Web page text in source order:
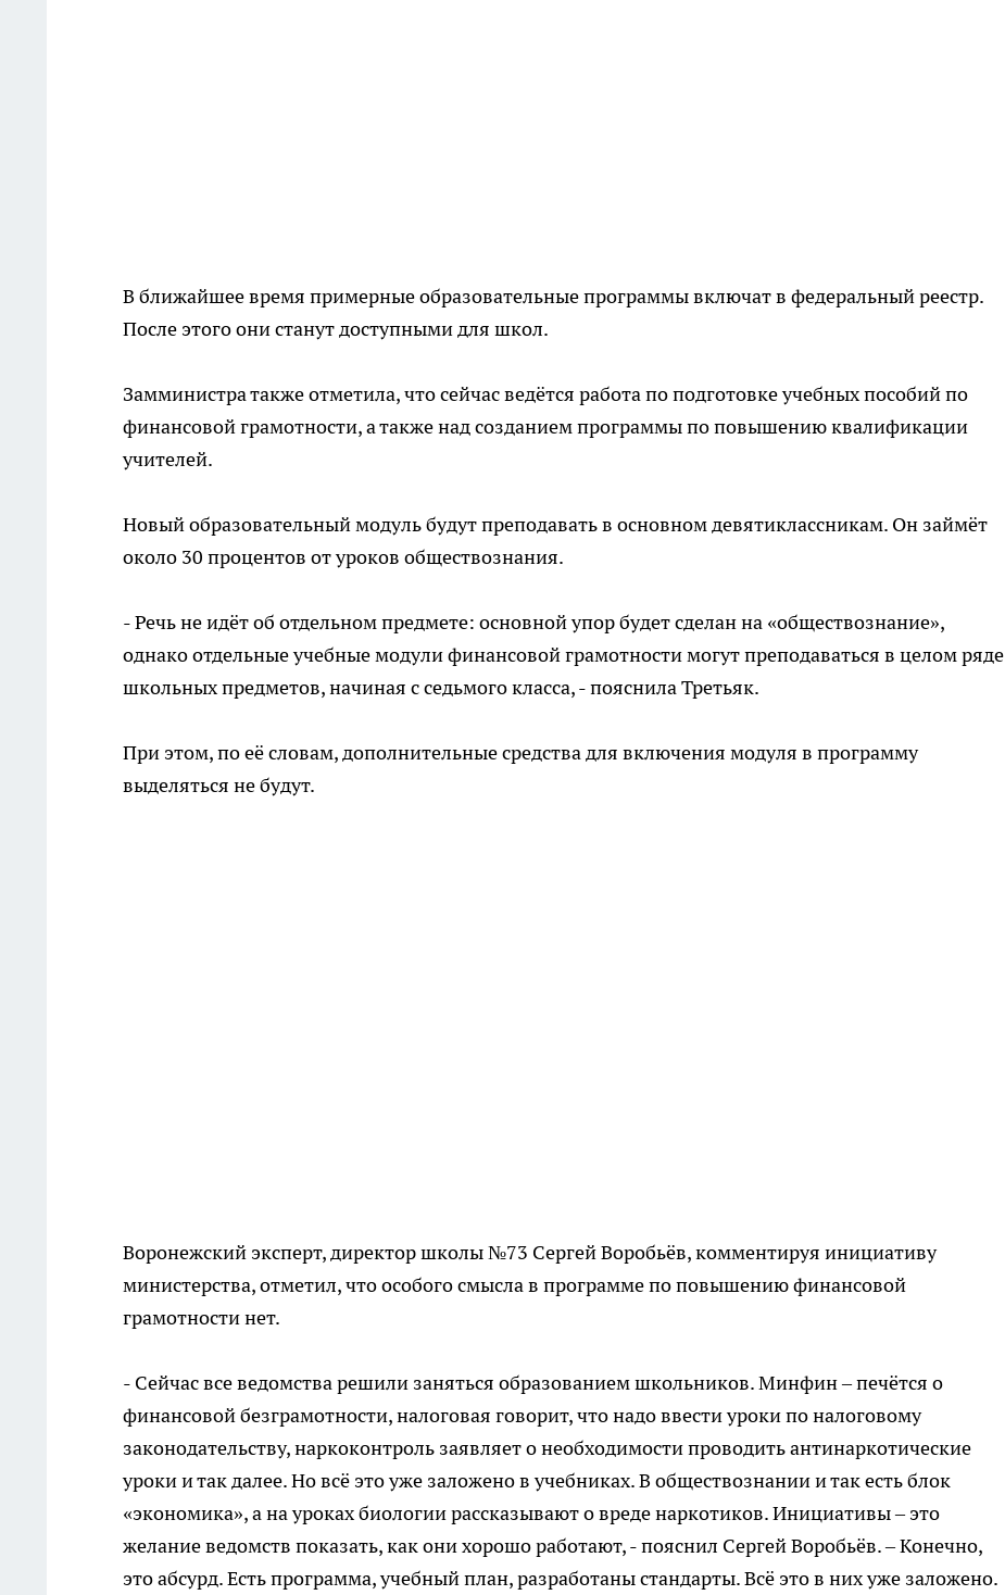
В ближайшее время примерные образовательные программы включат в федеральный реестр.
После этого они станут доступными для школ.
Замминистра также отметила, что сейчас ведётся работа по подготовке учебных пособий по
финансовой грамотности, а также над созданием программы по повышению квалификации
учителей.
Новый образовательный модуль будут преподавать в основном девятиклассникам. Он займёт
около 30 процентов от уроков обществознания.
- Речь не идёт об отдельном предмете: основной упор будет сделан на «обществознание»,
однако отдельные учебные модули финансовой грамотности могут преподаваться в целом ряде
школьных предметов, начиная с седьмого класса, - пояснила Третьяк.
При этом, по её словам, дополнительные средства для включения модуля в программу
выделяться не будут.
Воронежский эксперт, директор школы №73 Сергей Воробьёв, комментируя инициативу
министерства, отметил, что особого смысла в программе по повышению финансовой
грамотности нет.
- Сейчас все ведомства решили заняться образованием школьников. Минфин – печётся о
финансовой безграмотности, налоговая говорит, что надо ввести уроки по налоговому
законодательству, наркоконтроль заявляет о необходимости проводить антинаркотические
уроки и так далее. Но всё это уже заложено в учебниках. В обществознании и так есть блок
«экономика», а на уроках биологии рассказывают о вреде наркотиков. Инициативы – это
желание ведомств показать, как они хорошо работают, - пояснил Сергей Воробьёв. – Конечно,
это абсурд. Есть программа, учебный план, разработаны стандарты. Всё это в них уже заложено.